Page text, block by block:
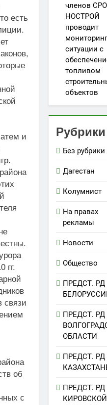
есть
и
гг.
связи
об
с
членов
НОСТРОЙ
проводит
мониторинг
ситуации с
топливом
объектов
Рубрики
Без рубрики
Дагестан
Колумнист
На правах
рекламы
Новости
Общество
ПРЕДСТ. РД
ПРЕДСТ. РД
ОБЛАСТИ
ПРЕДСТ. РД
ПРЕДСТ. РД
КИРОВСКОЙ